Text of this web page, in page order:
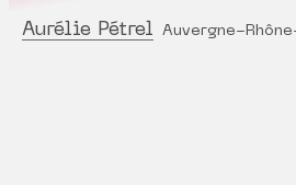
Aurélie Pétrel Auvergne-